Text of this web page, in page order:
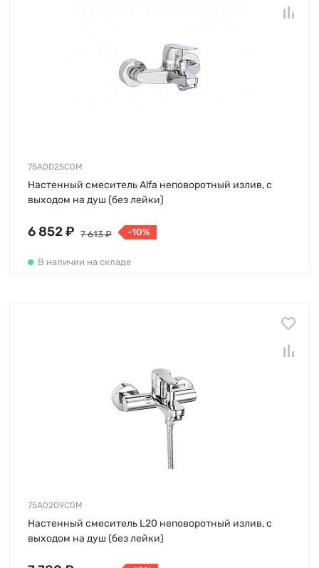
75A0D25C0M
Настенный смеситель Alfa неповоротный излив, с
выходом на душ (без лейки)
6 852 ₽ 7 613 ₽ -10%
В наличии на складе
75A0209C0M
Настенный смеситель L20 неповоротный излив, с
выходом на душ (без лейки)